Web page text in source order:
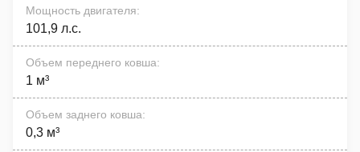
Мощность двигателя:
101,9 л.с.
Объем переднего ковша:
1 м³
Объем заднего ковша:
0,3 м³